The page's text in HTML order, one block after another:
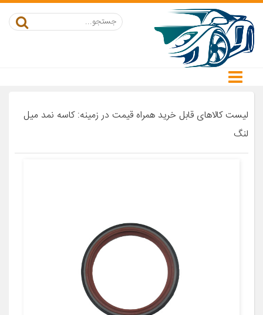
لیست کالاهای قابل خرید همراه قیمت در زمینه: کاسه نمد میل
لنگ